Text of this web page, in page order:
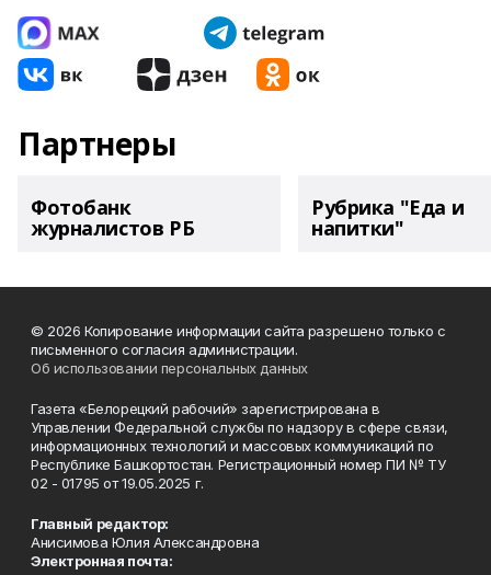
Партнеры
Фотобанк
журналистов РБ
Рубрика "Еда и
напитки"
© 2026 Копирование информации сайта разрешено только с
письменного согласия администрации.
Об использовании персональных данных
Газета «Белорецкий рабочий» зарегистрирована в
Управлении Федеральной службы по надзору в сфере связи,
информационных технологий и массовых коммуникаций по
Республике Башкортостан. Регистрационный номер ПИ № ТУ
02 - 01795 от 19.05.2025 г.
Главный редактор:
Анисимова Юлия Александровна
Электронная почта: